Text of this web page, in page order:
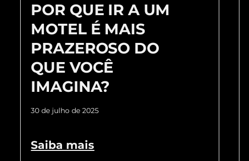
POR QUE IR A UM
MOTEL É MAIS
PRAZEROSO DO
QUE VOCÊ
IMAGINA?
30 de julho de 2025
Saiba mais